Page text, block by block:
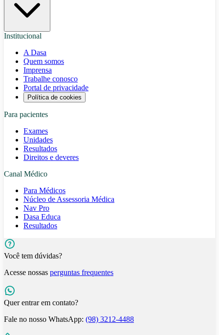
Institucional
A Dasa
Quem somos
Imprensa
Trabalhe conosco
Portal de privacidade
Política de cookies
Para pacientes
Exames
Unidades
Resultados
Direitos e deveres
Canal Médico
Para Médicos
Núcleo de Assessoria Médica
Nav Pro
Dasa Educa
Resultados
Você tem dúvidas?
Acesse nossas perguntas frequentes
Quer entrar em contato?
Fale no nosso WhatsApp: (98) 3212-4488